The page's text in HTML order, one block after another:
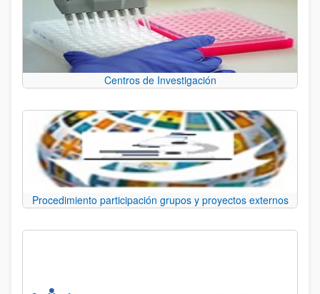
Centros de Investigación
Procedimiento participación grupos y proyectos externos